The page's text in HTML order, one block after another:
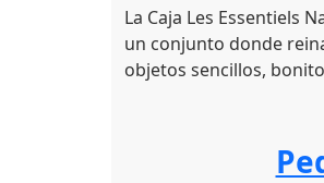
La Caja Les Essentiels
un conjunto donde
objetos sencillos,